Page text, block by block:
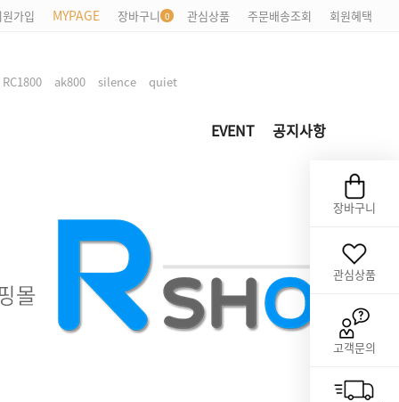
원가입 MYPAGE 장바구니 관심상품 주문배송조회 회원혜택
RC1800 ak800 silence quiet
EVENT 공지사항
장바구니
관심상품
고객문의